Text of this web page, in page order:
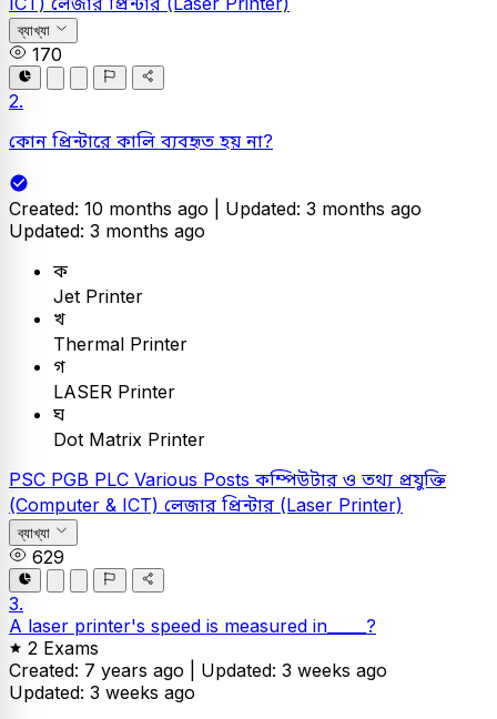
ব্যাখ্যা
170
2.
কোন প্রিন্টারে কালি ব্যবহৃত হয় না?
Created: 10 months ago | Updated: 3 months ago
Updated: 3 months ago
ক
Jet Printer
খ
Thermal Printer
গ
LASER Printer
ঘ
Dot Matrix Printer
PSC PGB PLC Various Posts কম্পিউটার ও তথ্য প্রযুক্তি
(Computer & ICT) লেজার প্রিন্টার (Laser Printer)
ব্যাখ্যা
629
3.
A laser printer's speed is measured in_____?
2 Exams
Created: 7 years ago | Updated: 3 weeks ago
Updated: 3 weeks ago